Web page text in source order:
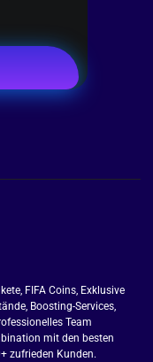
FIFA Coins, Exklusive
Boosting-Services,
Team
mit den besten
zufrieden Kunden.